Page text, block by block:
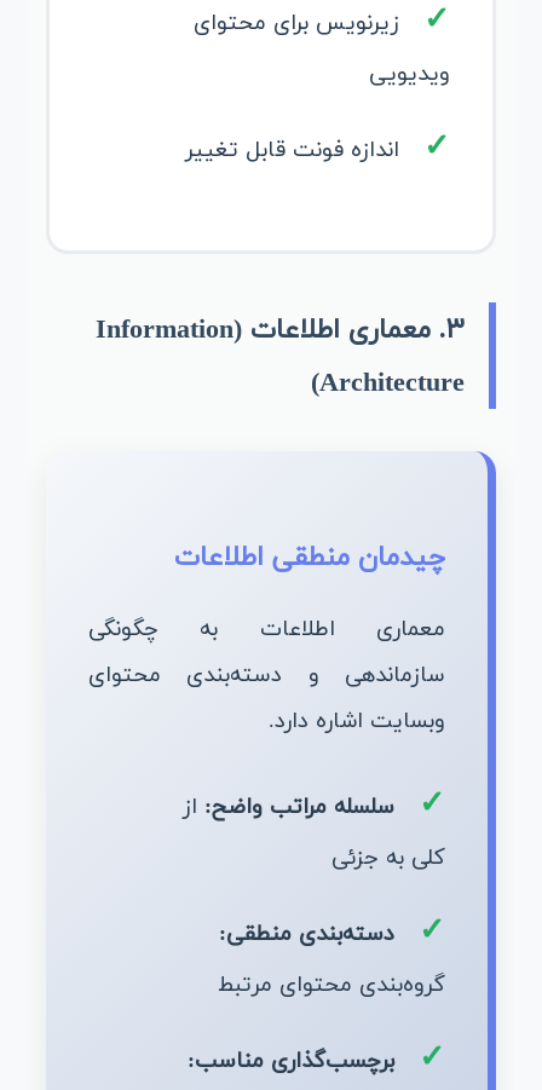
زیرنویس برای محتوای
ویدیویی
اندازه فونت قابل تغییر
۳. معماری اطلاعات (Information
Architecture)
چیدمان منطقی اطلاعات
معماری اطلاعات به چگونگی
سازماندهی و دسته‌بندی محتوای
وبسایت اشاره دارد.
سلسله مراتب واضح: از
کلی به جزئی
دسته‌بندی منطقی:
گروه‌بندی محتوای مرتبط
برچسب‌گذاری مناسب: